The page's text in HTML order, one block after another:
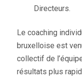
Directeurs.
Le coaching
bruxelloise est
collectif de
résultats plus